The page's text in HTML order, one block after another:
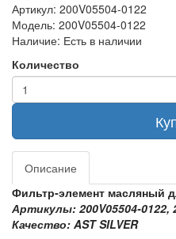
Артикул: 200V05504-0122
Модель: 200V05504-0122
Наличие: Есть в наличии
Количество
Описание
Фильтр‑элемент масляный
Артикулы: 200V05504‑0122,
Качество: AST SILVER